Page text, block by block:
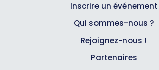
Inscrire un événement
Qui sommes-nous ?
Rejoignez-nous !
Partenaires